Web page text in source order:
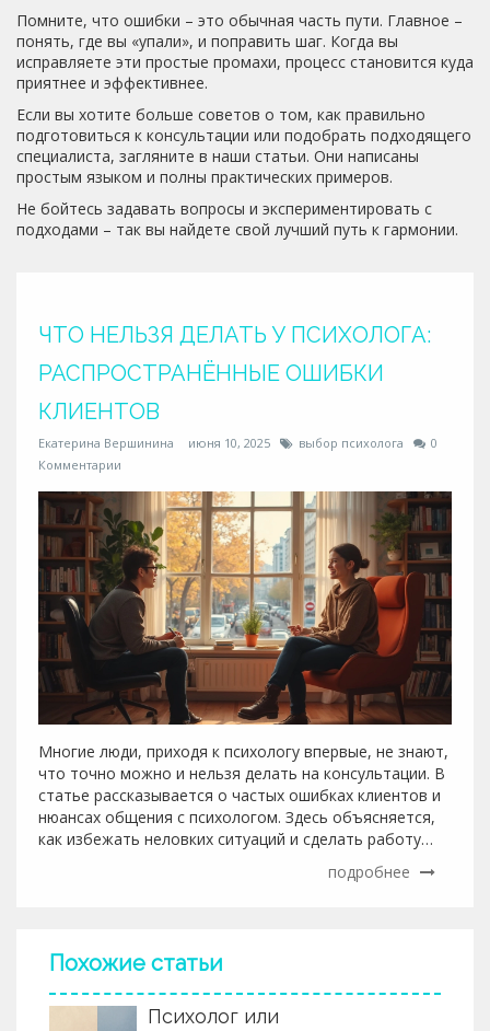
Помните, что ошибки – это обычная часть пути. Главное –
понять, где вы «упали», и поправить шаг. Когда вы
исправляете эти простые промахи, процесс становится куда
приятнее и эффективнее.
Если вы хотите больше советов о том, как правильно
подготовиться к консультации или подобрать подходящего
специалиста, загляните в наши статьи. Они написаны
простым языком и полны практических примеров.
Не бойтесь задавать вопросы и экспериментировать с
подходами – так вы найдете свой лучший путь к гармонии.
ЧТО НЕЛЬЗЯ ДЕЛАТЬ У ПСИХОЛОГА:
РАСПРОСТРАНЁННЫЕ ОШИБКИ
КЛИЕНТОВ
Екатерина Вершинина июня 10, 2025 выбор психолога
0
Комментарии
Многие люди, приходя к психологу впервые, не знают,
что точно можно и нельзя делать на консультации. В
статье рассказывается о частых ошибках клиентов и
нюансах общения с психологом. Здесь объясняется,
как избежать неловких ситуаций и сделать работу
уважение к себе и специалисту — ключевые правила
подробнее
Похожие статьи
Психолог или